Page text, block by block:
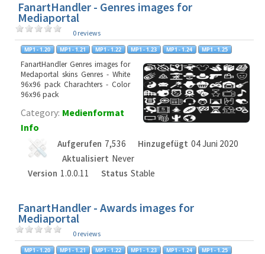
FanartHandler - Genres images for
Mediaportal
0 reviews
FanartHandler Genres images for
Medaportal skins Genres - White
96x96 pack Charachters - Color
96x96 pack
Category: Medienformat
Info
Aufgerufen 7,536 Hinzugefügt 04 Juni 2020
Aktualisiert Never
Version 1.0.0.11 Status Stable
FanartHandler - Awards images for
Mediaportal
0 reviews